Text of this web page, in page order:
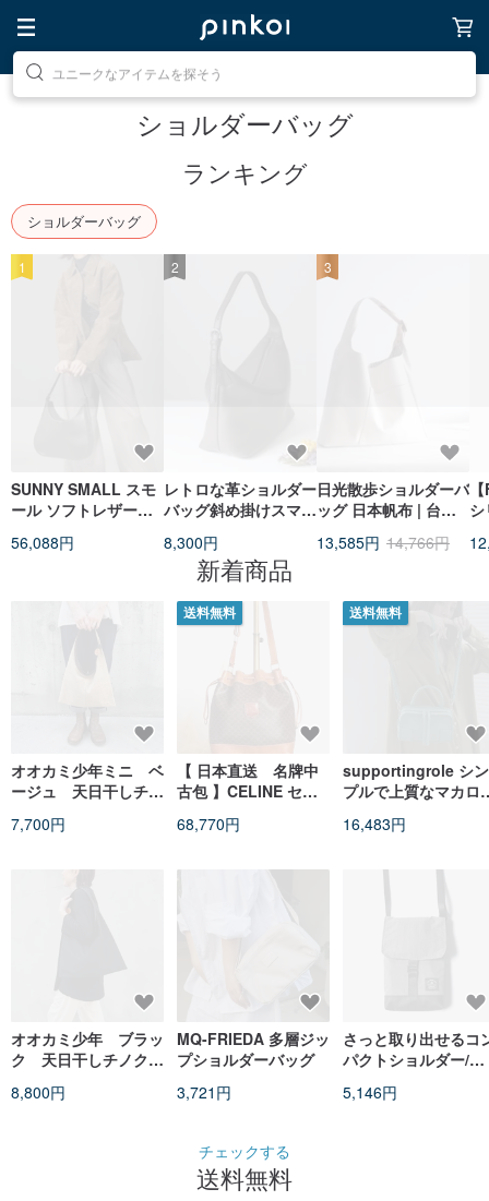
素敵な生活グッズを探そう
ショルダーバッグ
ランキング
ショルダーバッグ
SUNNY SMALL スモ
ール ソフトレザーシ
ック
56,088円
1
レトロな革ショルダー
バッグ斜め掛けスマホ
可能
8,300円
2
日光散歩ショルダーバ
ッグ 日本帆布 | 台湾
13,585円 14,766円
3
新着商品
オオカミ少年ミニ ベ
ージュ 天日干しチノ
ーバッグ
7,700円
オオカミ少年 ブラッ
ク 天日干しチノクロ
ッグ
8,800円
送料無料
【 日本直送 名牌中
古包 】CELINE セリ
ダーバッグ ブラウン
巾着 vintage オール
68,770円
MQ-FRIEDA 多層ジッ
プショルダーバッグ
3,721円
送料無料
supportingrole シン
プルで上質なマカロ
革 ボストンバッグ
クロスボディ）
16,483円
さっと取り出せるコ
パクトショルダー/撥
バッグ/ティッシュ内
5,146円
チェックする
送料無料